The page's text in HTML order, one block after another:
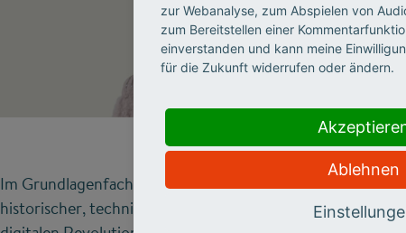
Im Grundlagenfach Typografie soll das Erkennen von
historischer, technischer, wirtschaftlicher und
zur Webanalyse, zum Abspielen von
zum Bereitstellen einer
einverstanden und kann meine
für die Zukunft widerrufen oder ändern.
Ablehnen